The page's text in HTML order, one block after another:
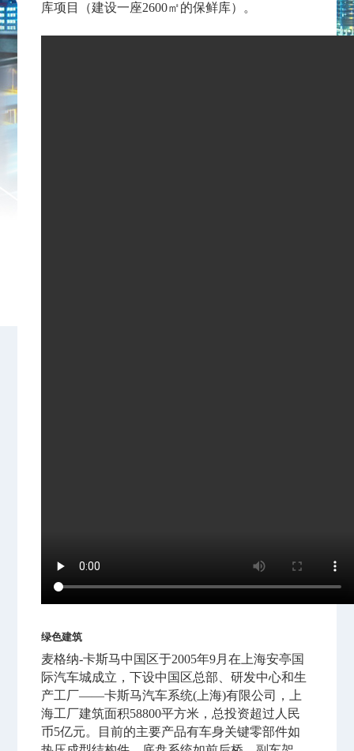
库项目（建设一座2600㎡的保鲜库）。
绿色建筑
麦格纳-卡斯马中国区于2005年9月在上海安亭国
际汽车城成立，下设中国区总部、研发中心和生
产工厂——卡斯马汽车系统(上海)有限公司，上
海工厂建筑面积58800平方米，总投资超过人民
币5亿元。目前的主要产品有车身关键零部件如